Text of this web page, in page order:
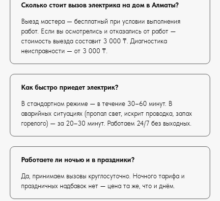
Сколько стоит вызов электрика на дом в Алматы?
Выезд мастера — бесплатный при условии выполнения
работ. Если вы осмотрелись и отказались от работ —
стоимость выезда составит 3 000 ₸. Диагностика
неисправности — от 3 000 ₸.
Как быстро приедет электрик?
В стандартном режиме — в течение 30–60 минут. В
аварийных ситуациях (пропал свет, искрит проводка, запах
горелого) — за 20–30 минут. Работаем 24/7 без выходных.
Работаете ли ночью и в праздники?
Да, принимаем вызовы круглосуточно. Ночного тарифа и
праздничных надбавок нет — цена та же, что и днём.